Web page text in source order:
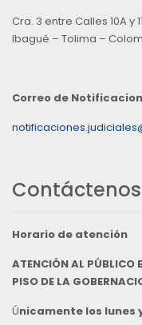
Cra. 3 entre Calles 10A y 11
Ibagué – Tolima –
Correo de
Contáctenos
Horario de atención
ATENCIÓN AL PÚBLICO
PISO DE LA
Únicamente los lunes